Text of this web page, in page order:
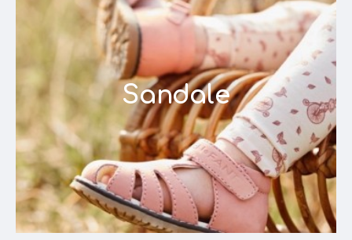
Sandale